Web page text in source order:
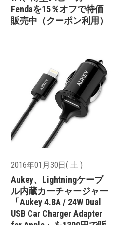
Fendaを15％オフで特価
販売中（クーポン利用）
2016年01月30日( 土 )
Aukey、Lightningケーブ
ル内蔵カーチャージャー
「Aukey 4.8A / 24W Dual
USB Car Charger Adapter